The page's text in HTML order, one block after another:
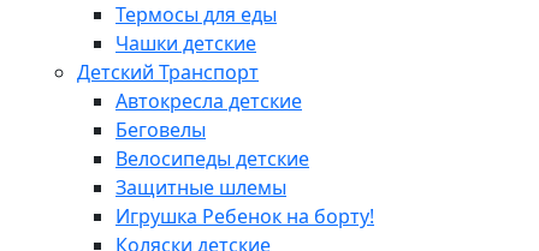
Термосы для еды
Чашки детские
Детский Транспорт
Автокресла детские
Беговелы
Велосипеды детские
Защитные шлемы
Игрушка Ребенок на борту!
Коляски детские